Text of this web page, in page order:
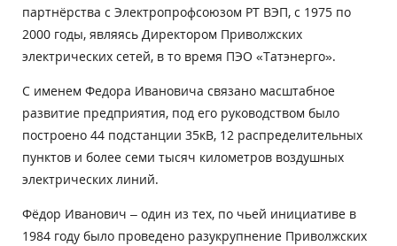
партнёрства с Электропрофсоюзом РТ ВЭП, с 1975 по
2000 годы, являясь Директором Приволжских
электрических сетей, в то время ПЭО «Татэнерго».
С именем Федора Ивановича связано масштабное
развитие предприятия, под его руководством было
построено 44 подстанции 35кВ, 12 распределительных
пунктов и более семи тысяч километров воздушных
электрических линий.
Фёдор Иванович – один из тех, по чьей инициативе в
1984 году было проведено разукрупнение Приволжских